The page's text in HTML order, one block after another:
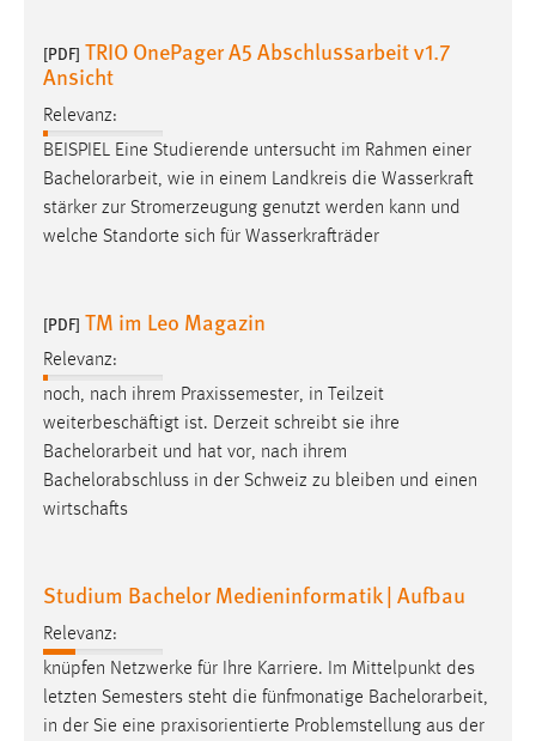
[PDF] TRIO OnePager A5 Abschlussarbeit v1.7
Ansicht
Relevanz:
BEISPIEL Eine Studierende untersucht im Rahmen einer
Bachelorarbeit, wie in einem Landkreis die Wasserkraft
stärker zur Stromerzeugung genutzt werden kann und
welche Standorte sich für Wasserkrafträder
[PDF] TM im Leo Magazin
Relevanz:
noch, nach ihrem Praxissemester, in Teilzeit
weiterbeschäftigt ist. Derzeit schreibt sie ihre
Bachelorarbeit und hat vor, nach ihrem
Bachelorabschluss in der Schweiz zu bleiben und einen
wirtschafts
Studium Bachelor Medieninformatik | Aufbau
Relevanz:
knüpfen Netzwerke für Ihre Karriere. Im Mittelpunkt des
letzten Semesters steht die fünfmonatige Bachelorarbeit,
in der Sie eine praxisorientierte Problemstellung aus der